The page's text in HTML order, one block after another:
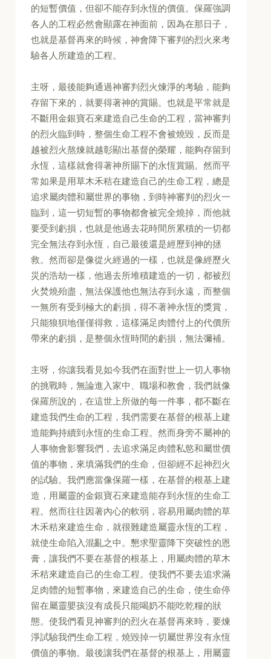
的短暫價值，但卻不能存到永恆的價值。保羅強調
各人的工程必然會顯露在神面前，因為在那日子，
也就是基督再來的時候，神會降下審判的烈火來考
驗各人所建造的工程。
主呀，最後能夠通過神審判烈火煉淨的考驗，能夠
存留下來的，就要得著神的賞賜。也就是平常就是
不斷用金銀寶石來建造自己生命的工程，當神審判
的烈火臨到時，整個生命工程不會被燒毀，反而是
越被烈火熬煉就越彰顯出基督的榮耀，能夠存留到
永恆，這樣就會得著神所賜下的永恆賞賜。然而平
常如果是用草木禾秸在建造自己的生命工程，總是
追求屬肉體和屬世界的事物，到時神審判的烈火一
臨到，這一切短暫的事物都會被完全燒掉，而他就
要受到虧損，也就是他過去花時間所累積的一切都
完全無法存到永恆，自己最後還是經歷到神的拯
救。然而卻是像從火經過的一樣，也就是像經歷火
災的浩劫一樣，他過去所堆積建造的一切，都被烈
火焚燒殆盡，無法保護他也無法存到永遠，而整個
一無所有受到極大的虧損，得不著神永恆的獎賞，
只能狼狽地僅僅得救，這樣滿足肉體付上的代價所
帶來的虧損，是整個永恆時間的虧損，無法彌補。
主呀，你讓我看見如今我們在面對世上一切人事物
的挑戰時，無論進入家中、職場和教會，我們就像
保羅所說的，在這世上所做的每一件事，都不斷在
建造我們生命的工程，我們需要在基督的根基上建
造能夠持續到永恆的生命工程。然而身旁不屬神的
人事物會影響我們，去追求滿足肉體私慾和屬世價
值的事物，來填滿我們的生命，但卻經不起神烈火
的試驗。我們應當像保羅一樣，在基督的根基上建
造，用屬靈的金銀寶石來建造能存到永恆的生命工
程。然而往往因著內心的軟弱，容易用屬肉體的草
木禾秸來建造生命，就很難建造屬靈永恆的工程，
就使生命陷入混亂之中。懇求聖靈降下突破性的恩
膏，讓我們不要在基督的根基上，用屬肉體的草木
禾秸來建造自己的生命工程。使我們不要去追求滿
足肉體的短暫事物，來建造自己的生命，使生命停
留在屬靈嬰孩沒有成長只能喝奶不能吃乾糧的狀
態。使我們看見神審判的烈火在基督再來時，要煉
淨試驗我們生命工程，燒毀掉一切屬世界沒有永恆
價值的事物。最後讓我們在基督的根基上，用屬靈